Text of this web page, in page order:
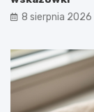
f
t
y
i
c
n
i
u
8 sierpnia 2026